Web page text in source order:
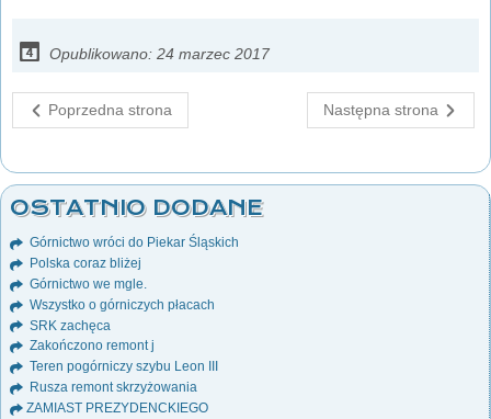
Opublikowano: 24 marzec 2017
Poprzedna strona Następna strona
OSTATNIO DODANE
Górnictwo wróci do Piekar Śląskich
Polska coraz bliżej
Górnictwo we mgle.
Wszystko o górniczych płacach
SRK zachęca
Zakończono remont j
Teren pogórniczy szybu Leon III
Rusza remont skrzyżowania
ZAMIAST PREZYDENCKIEGO